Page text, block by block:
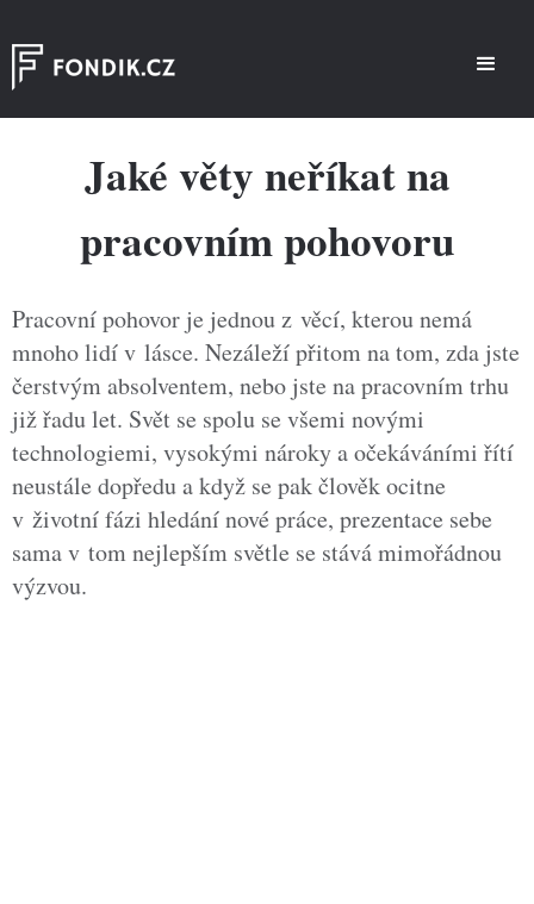
Jaké věty neříkat na
pracovním pohovoru
Pracovní pohovor je jednou z věcí, kterou nemá
mnoho lidí v lásce. Nezáleží přitom na tom, zda jste
čerstvým absolventem, nebo jste na pracovním trhu
již řadu let. Svět se spolu se všemi novými
technologiemi, vysokými nároky a očekáváními řítí
neustále dopředu a když se pak člověk ocitne
v životní fázi hledání nové práce, prezentace sebe
sama v tom nejlepším světle se stává mimořádnou
výzvou.